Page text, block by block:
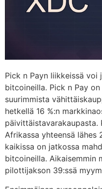
Pick n Payn liikkeissä voi
bitcoineilla. Pick n Pay
suurimmista
hetkellä 16 %:n
Afrikassa yhteensä lähes
kaikissa on jatkossa
bitcoineilla. Aikaisemmin
pilottijakson 39:ssä